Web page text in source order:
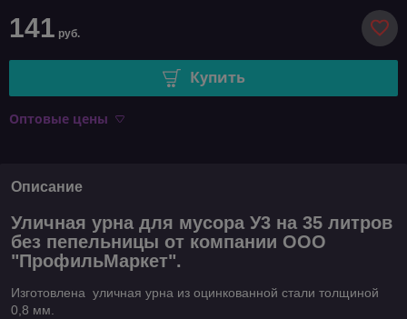
141 руб.
Купить
Оптовые цены
Описание
Уличная урна для мусора У3 на 35 литров
без пепельницы от компании ООО
"ПрофильМаркет".
Изготовлена уличная урна из оцинкованной стали толщиной
0,8 мм.